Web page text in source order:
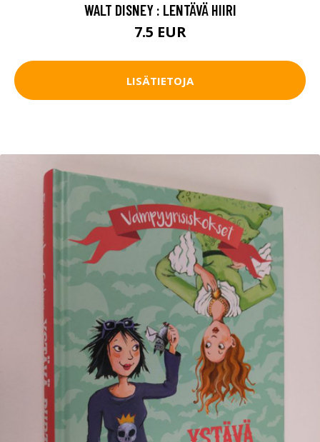
WALT DISNEY : LENTÄVÄ HIIRI
7.5 EUR
LISÄTIETOJA